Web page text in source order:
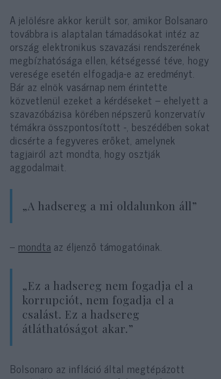
A jelölésre akkor került sor, amikor Bolsanaro
továbbra is alaptalan támadásokat intéz az
ország elektronikus szavazási rendszerének
megbízhatósága ellen, kétségessé téve, hogy
veresége esetén elfogadja-e az eredményt.
Bár az elnök vasárnap nem érintette
közvetlenül ezeket a kérdéseket – ehelyett a
szavazóbázisa körében népszerű konzervatív
témákra összpontosított -, beszédében sokat
dicsérte a fegyveres erőket, amelynek
tagjairól azt mondta, hogy osztják
aggodalmait.
„A hadsereg a mi oldalunkon áll”
– mondta az éljenző támogatóinak.
„Ez a hadsereg nem fogadja el a
korrupciót, nem fogadja el a
csalást. Ez a hadsereg
átláthatóságot akar.”
Bolsonaro az infláció által megtépázott